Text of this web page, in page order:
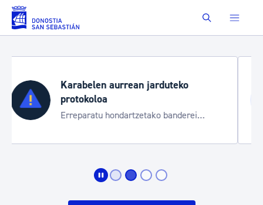
Eduki nagusira joan Buscar
Aste Nagusia 2026
Trafiko mozketak eta garraio zerbitzu
bereziak